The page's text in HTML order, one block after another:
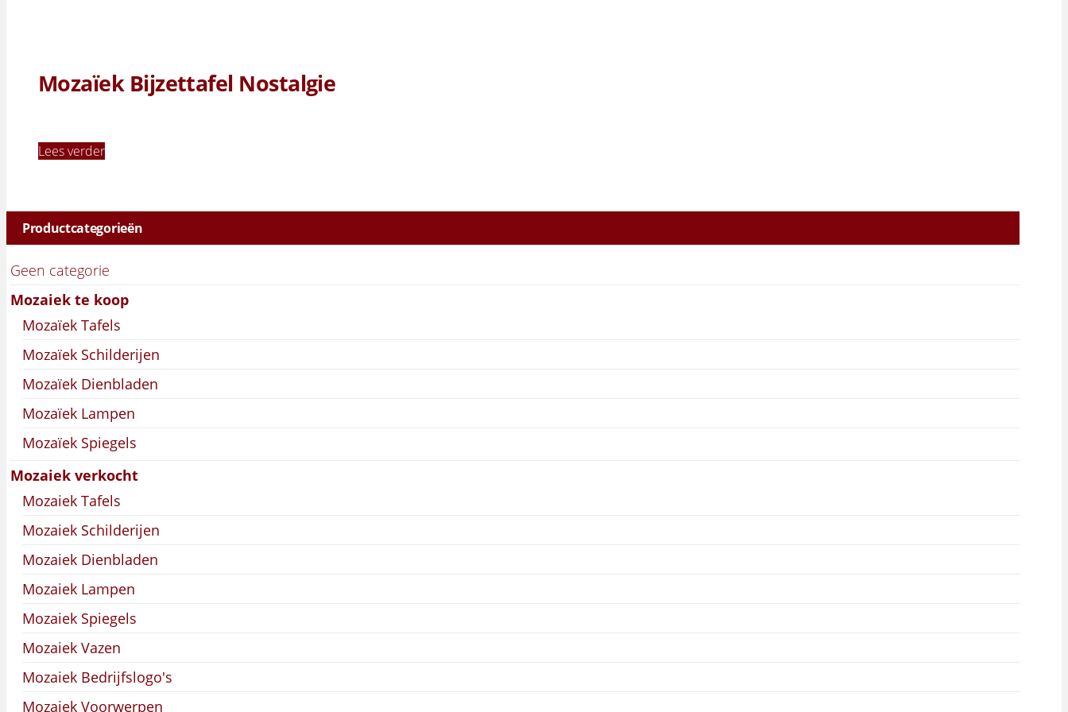
Mozaïek Bijzettafel Nostalgie
Lees verder
Productcategorieën
Geen categorie
Mozaiek te koop
Mozaïek Tafels
Mozaïek Schilderijen
Mozaïek Dienbladen
Mozaïek Lampen
Mozaïek Spiegels
Mozaiek verkocht
Mozaiek Tafels
Mozaiek Schilderijen
Mozaiek Dienbladen
Mozaiek Lampen
Mozaiek Spiegels
Mozaiek Vazen
Mozaiek Bedrijfslogo's
Mozaiek Voorwerpen